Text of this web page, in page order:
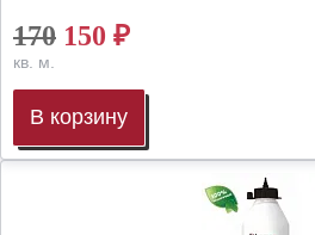
170 150 ₽
кв. м.
В корзину